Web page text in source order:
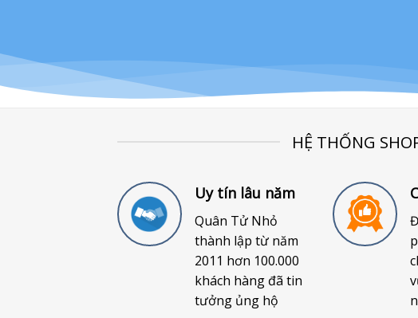
HỆ THỐNG
Uy tín lâu năm
Quân Tử Nhỏ
thành lập từ năm
2011 hơn 100.000
khách hàng đã tin
tưởng ủng hộ